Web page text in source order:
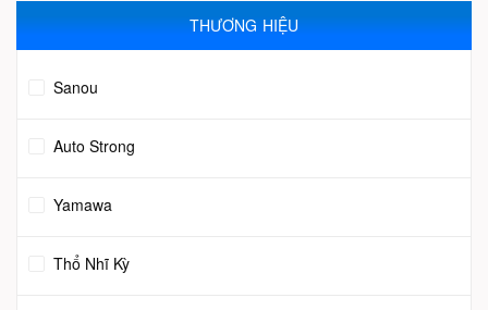
THƯƠNG HIỆU
Sanou
Auto Strong
Yamawa
Thổ Nhĩ Kỳ